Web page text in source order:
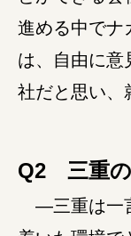
進める中でナ
は、自由に意
社だと思い、
Q2 三重の
―三重は一